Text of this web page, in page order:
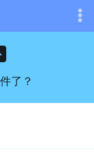
了？